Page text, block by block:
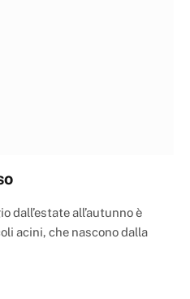
dall’estate all’autunno è
acini, che nascono dalla